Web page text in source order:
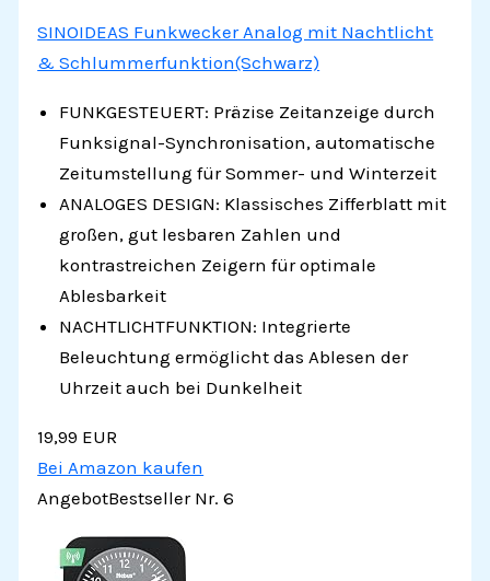
SINOIDEAS Funkwecker Analog mit Nachtlicht
& Schlummerfunktion(Schwarz)
FUNKGESTEUERT: Präzise Zeitanzeige durch
Funksignal-Synchronisation, automatische
Zeitumstellung für Sommer- und Winterzeit
ANALOGES DESIGN: Klassisches Zifferblatt mit
großen, gut lesbaren Zahlen und
kontrastreichen Zeigern für optimale
Ablesbarkeit
NACHTLICHTFUNKTION: Integrierte
Beleuchtung ermöglicht das Ablesen der
Uhrzeit auch bei Dunkelheit
19,99 EUR
Bei Amazon kaufen
AngebotBestseller Nr. 6